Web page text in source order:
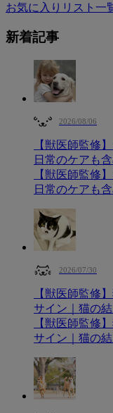
お気に入りリスト一
新着記事
2026/08/06
【獣医師監修
日常のケアも
【獣医師監修
日常のケアも
2026/07/30
【獣医師監修
サイン｜猫の
【獣医師監修
サイン｜猫の